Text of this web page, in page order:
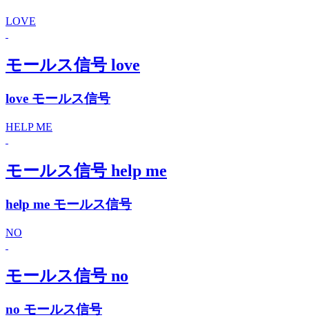
LOVE
モールス信号 love
love モールス信号
HELP ME
モールス信号 help me
help me モールス信号
NO
モールス信号 no
no モールス信号